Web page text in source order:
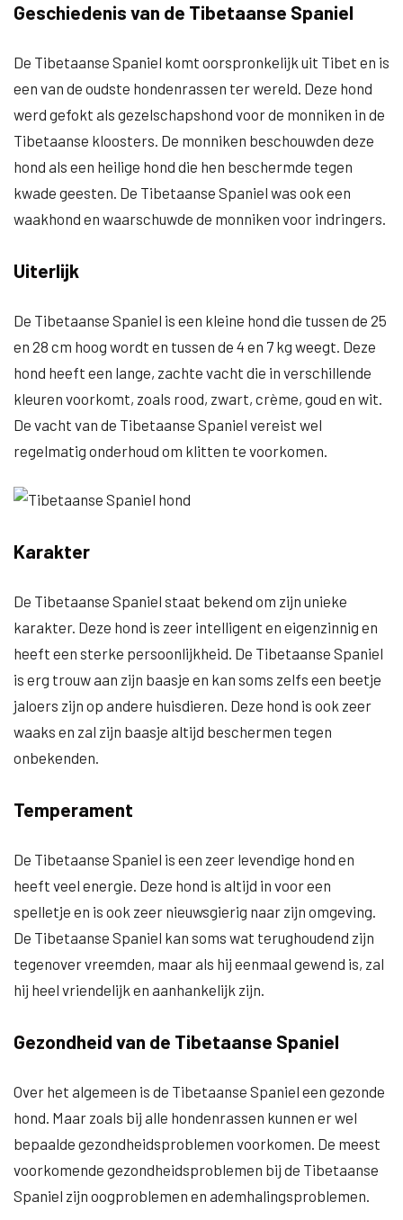
Geschiedenis van de Tibetaanse Spaniel
De Tibetaanse Spaniel komt oorspronkelijk uit Tibet en is
een van de oudste hondenrassen ter wereld. Deze hond
werd gefokt als gezelschapshond voor de monniken in de
Tibetaanse kloosters. De monniken beschouwden deze
hond als een heilige hond die hen beschermde tegen
kwade geesten. De Tibetaanse Spaniel was ook een
waakhond en waarschuwde de monniken voor indringers.
Uiterlijk
De Tibetaanse Spaniel is een kleine hond die tussen de 25
en 28 cm hoog wordt en tussen de 4 en 7 kg weegt. Deze
hond heeft een lange, zachte vacht die in verschillende
kleuren voorkomt, zoals rood, zwart, crème, goud en wit.
De vacht van de Tibetaanse Spaniel vereist wel
regelmatig onderhoud om klitten te voorkomen.
Karakter
De Tibetaanse Spaniel staat bekend om zijn unieke
karakter. Deze hond is zeer intelligent en eigenzinnig en
heeft een sterke persoonlijkheid. De Tibetaanse Spaniel
is erg trouw aan zijn baasje en kan soms zelfs een beetje
jaloers zijn op andere huisdieren. Deze hond is ook zeer
waaks en zal zijn baasje altijd beschermen tegen
onbekenden.
Temperament
De Tibetaanse Spaniel is een zeer levendige hond en
heeft veel energie. Deze hond is altijd in voor een
spelletje en is ook zeer nieuwsgierig naar zijn omgeving.
De Tibetaanse Spaniel kan soms wat terughoudend zijn
tegenover vreemden, maar als hij eenmaal gewend is, zal
hij heel vriendelijk en aanhankelijk zijn.
Gezondheid van de Tibetaanse Spaniel
Over het algemeen is de Tibetaanse Spaniel een gezonde
hond. Maar zoals bij alle hondenrassen kunnen er wel
bepaalde gezondheidsproblemen voorkomen. De meest
voorkomende gezondheidsproblemen bij de Tibetaanse
Spaniel zijn oogproblemen en ademhalingsproblemen.